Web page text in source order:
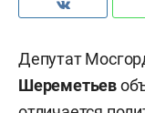
Депутат
Шереметьев